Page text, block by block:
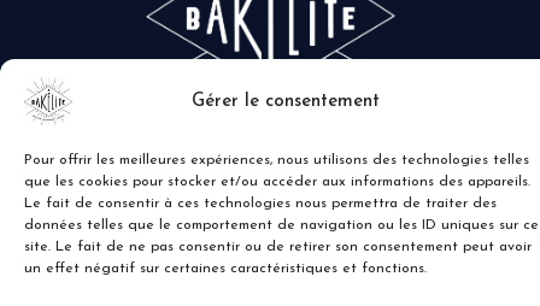
Gérer le consentement
Pour offrir les meilleures expériences, nous utilisons des technologies telles
que les cookies pour stocker et/ou accéder aux informations des appareils.
Le fait de consentir à ces technologies nous permettra de traiter des
données telles que le comportement de navigation ou les ID uniques sur ce
site. Le fait de ne pas consentir ou de retirer son consentement peut avoir
un effet négatif sur certaines caractéristiques et fonctions.